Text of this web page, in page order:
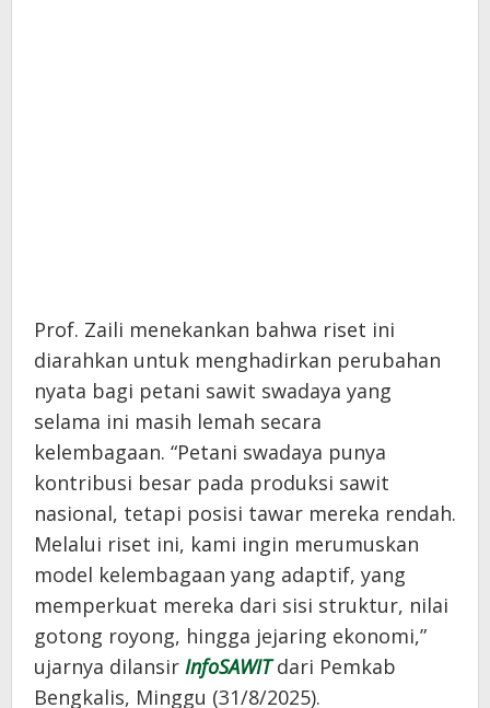
Prof. Zaili menekankan bahwa riset ini
diarahkan untuk menghadirkan perubahan
nyata bagi petani sawit swadaya yang
selama ini masih lemah secara
kelembagaan. “Petani swadaya punya
kontribusi besar pada produksi sawit
nasional, tetapi posisi tawar mereka rendah.
Melalui riset ini, kami ingin merumuskan
model kelembagaan yang adaptif, yang
memperkuat mereka dari sisi struktur, nilai
gotong royong, hingga jejaring ekonomi,”
ujarnya dilansir InfoSAWITdari Pemkab
Bengkalis, Minggu (31/8/2025).